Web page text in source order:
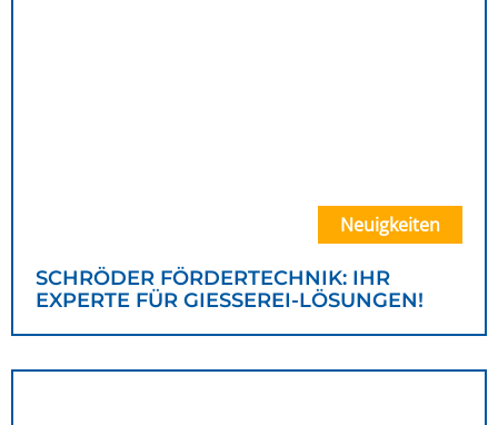
SCHRÖDER FÖRDERTECHNIK: IHR
EXPERTE FÜR GIESSEREI-LÖSUNGEN!
Neuigkeiten